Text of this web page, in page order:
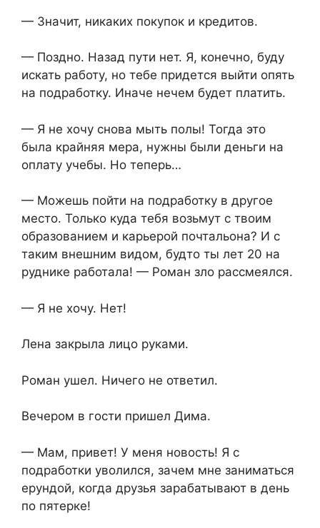
— Значит, никаких покупок и кредитов.
— Поздно. Назад пути нет. Я, конечно, буду
искать работу, но тебе придется выйти опять
на подработку. Иначе нечем будет платить.
— Я не хочу снова мыть полы! Тогда это
была крайняя мера, нужны были деньги на
оплату учебы. Но теперь…
— Можешь пойти на подработку в другое
место. Только куда тебя возьмут с твоим
образованием и карьерой почтальона? И с
таким внешним видом, будто ты лет 20 на
руднике работала! — Роман зло рассмеялся.
— Я не хочу. Нет!
Лена закрыла лицо руками.
Роман ушел. Ничего не ответил.
Вечером в гости пришел Дима.
— Мам, привет! У меня новость! Я с
подработки уволился, зачем мне заниматься
ерундой, когда друзья зарабатывают в день
по пятерке!